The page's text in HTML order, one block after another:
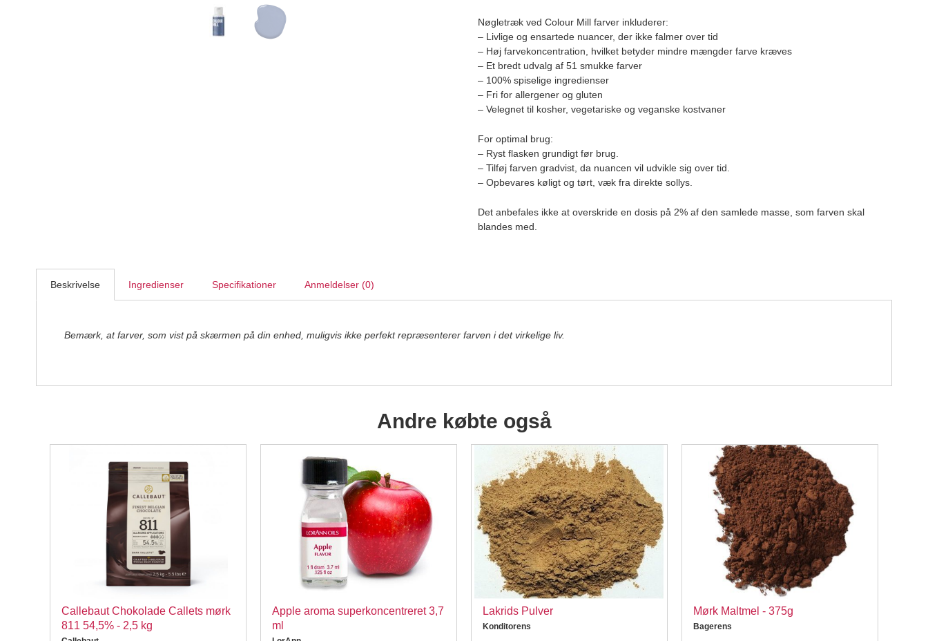
Nøgletræk ved Colour Mill farver inkluderer:
– Livlige og ensartede nuancer, der ikke falmer over tid
– Høj farvekoncentration, hvilket betyder mindre mængder farve kræves
– Et bredt udvalg af 51 smukke farver
– 100% spiselige ingredienser
– Fri for allergener og gluten
– Velegnet til kosher, vegetariske og veganske kostvaner
For optimal brug:
– Ryst flasken grundigt før brug.
– Tilføj farven gradvist, da nuancen vil udvikle sig over tid.
– Opbevares køligt og tørt, væk fra direkte sollys.
Det anbefales ikke at overskride en dosis på 2% af den samlede masse, som farven skal
blandes med.
Beskrivelse Ingredienser Specifikationer Anmeldelser (0)
Bemærk, at farver, som vist på skærmen på din enhed, muligvis ikke perfekt repræsenterer farven i det virkelige liv.
Andre købte også
Callebaut Chokolade Callets mørk
811 54,5% - 2,5 kg
Apple aroma superkoncentreret 3,7
ml
Lakrids Pulver
Konditorens
Mørk Maltmel - 375g
Bagerens